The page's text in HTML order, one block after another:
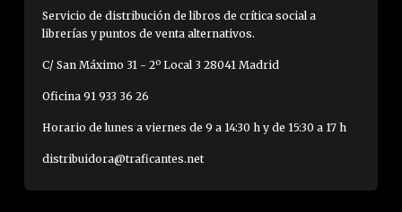
Servicio de distribución de libros de crítica social a
librerías y puntos de venta alternativos.
C/ San Máximo 31 - 2º Local 3 28041 Madrid
Oficina 91 933 36 26
Horario de lunes a viernes de 9 a 14:30 h y de 15:30 a 17 h
distribuidora@traficantes.net